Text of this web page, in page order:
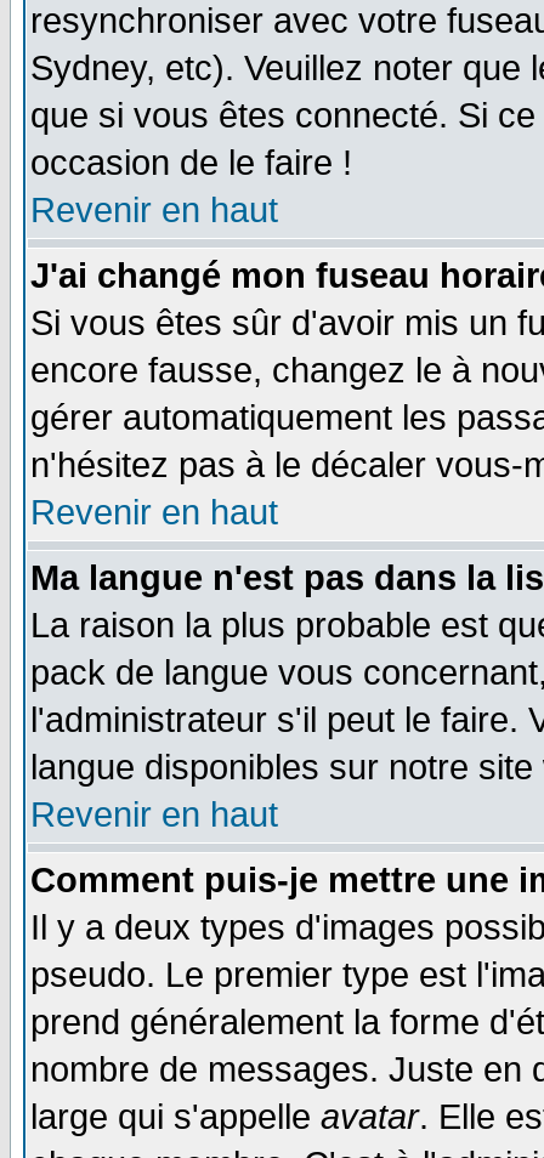
resynchroniser avec votre
Sydney, etc). Veuillez noter que
que si vous êtes connecté. Si
occasion de le faire !
Revenir en haut
J'ai changé mon fuseau
Si vous êtes sûr d'avoir mis un
encore fausse, changez le à
gérer automatiquement les
n'hésitez pas à le décaler vous-
Revenir en haut
Ma langue n'est pas dans la
La raison la plus probable est
pack de langue vous
l'administrateur s'il peut le faire.
langue disponibles sur notre site
Revenir en haut
Comment puis-je mettre une
Il y a deux types d'images
pseudo. Le premier type est
prend généralement la forme
nombre de messages. Juste en
large qui s'appelle avatar. Elle